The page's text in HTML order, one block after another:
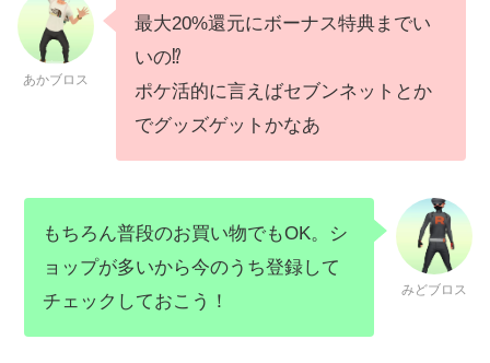
あかブロス
最大20%還元にボーナス特典までい
いの⁉
ポケ活的に言えばセブンネットとか
でグッズゲットかなあ
もちろん普段のお買い物でもOK。シ
ョップが多いから今のうち登録して
チェックしておこう！
みどブロス